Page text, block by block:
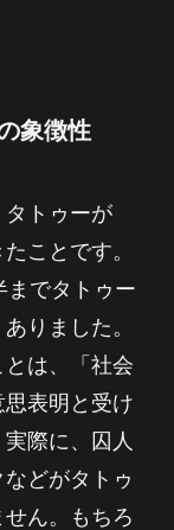
象徴性
タトゥーが
ことです。
までタトゥー
りました。
は、「社会
表明と受け
際に、囚人
どがタトゥ
ん。もちろ